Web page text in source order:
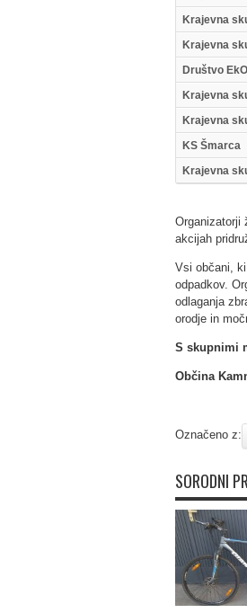
Krajevna
Krajevna
Društvo
Krajevna
Krajevna
KS Šmarca
Krajevna
Organizatorji
akcijah
Vsi občani,
odpadkov.
odlaganja
orodje in
S skupnimi
Občina
Označeno z:
SORODNI